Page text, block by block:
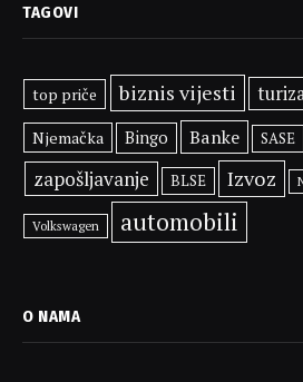
TAGOVI
top priče biznis vijesti
Njemačka Bingo Banke SASE
zapošljavanje BLSE Izvoz
Volkswagen automobili
O NAMA